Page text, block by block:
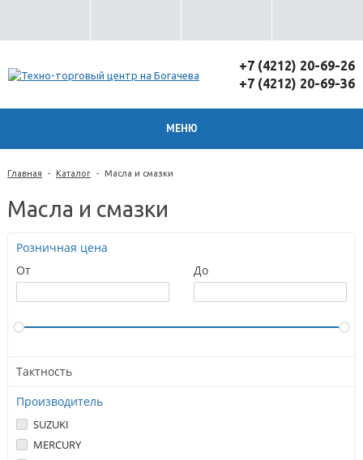
+7 (4212) 20-69-26
+7 (4212) 20-69-36
МЕНЮ
Главная - Каталог - Масла и смазки
Масла и смазки
Розничная цена
От
До
Тактность
Производитель
SUZUKI
MERCURY